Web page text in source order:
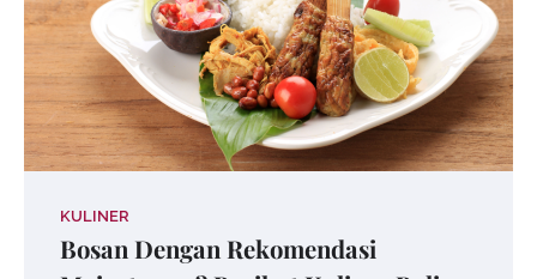
KULINER
Bosan Dengan Rekomendasi